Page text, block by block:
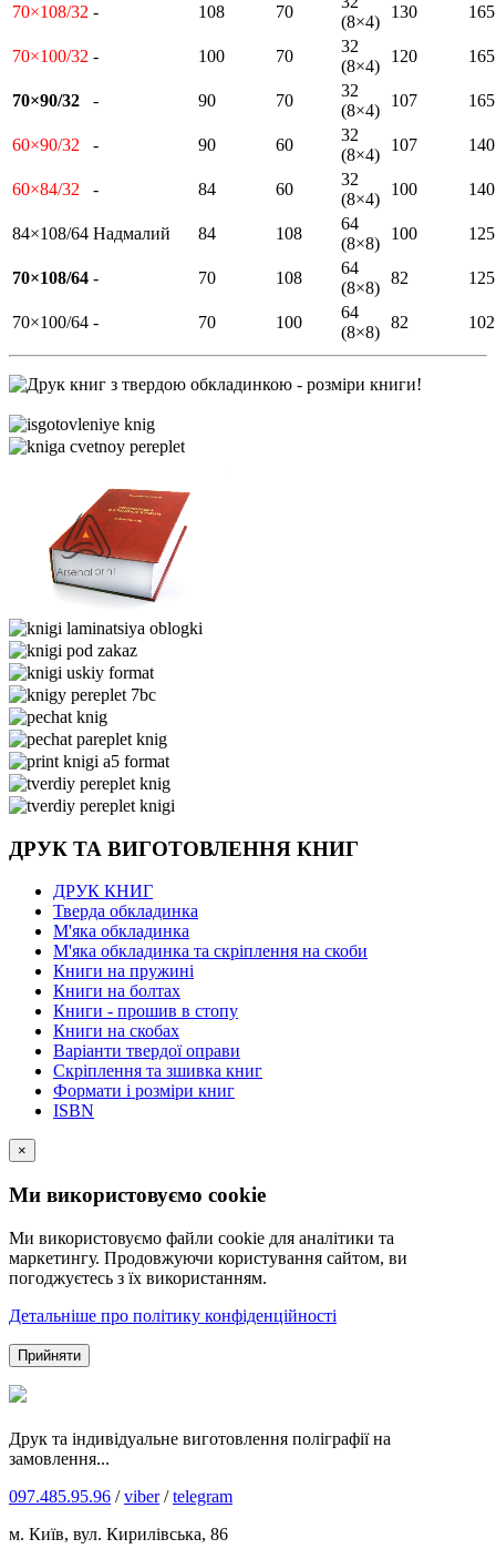
70×108/32 - 108 70
(8×4)
130 165
70×100/32 - 100 70
32
(8×4)
120 165
70×90/32 - 90 70
32
(8×4)
107 165
60×90/32 - 90 60
32
(8×4)
107 140
60×84/32 - 84 60
32
(8×4)
100 140
84×108/64 Надмалий 84 108
64
(8×8)
100 125
70×108/64 - 70 108
64
(8×8)
82 125
70×100/64 - 70 100
64
(8×8)
82 102
ДРУК ТА ВИГОТОВЛЕННЯ КНИГ
ДРУК КНИГ
Тверда обкладинка
М'яка обкладинка
М'яка обкладинка та скріплення на скоби
Книги на пружині
Книги на болтах
Книги - прошив в стопу
Книги на скобах
Варіанти твердої оправи
Скріплення та зшивка книг
Формати і розміри книг
ISBN
×
Ми використовуємо cookie
Ми використовуємо файли cookie для аналітики та
маркетингу. Продовжуючи користування сайтом, ви
погоджуєтесь з їх використанням.
Детальніше про політику конфіденційності
Прийняти
Друк та індивідуальне виготовлення поліграфії на
замовлення...
097.485.95.96 /viber/telegram
м. Київ, вул. Кирилівська, 86